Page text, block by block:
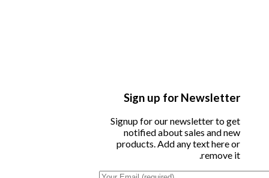
Sign up for Newsletter
Signup for our newsletter to get
notified about sales and new
products. Add any text here or
remove it.